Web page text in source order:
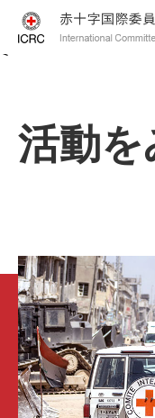
<
活動を